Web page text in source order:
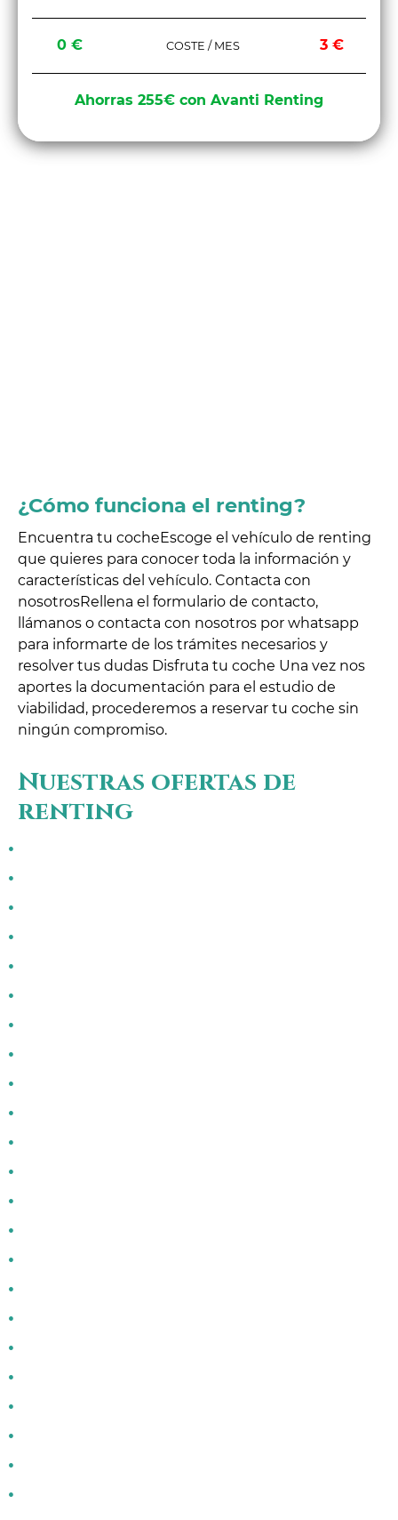
0 € COSTE / MES 3 €
Ahorras 255€ con Avanti Renting
¿Cómo funciona el renting?
Encuentra tu cocheEscoge el vehículo de renting
que quieres para conocer toda la información y
características del vehículo. Contacta con
nosotrosRellena el formulario de contacto,
llámanos o contacta con nosotros por whatsapp
para informarte de los trámites necesarios y
resolver tus dudas Disfruta tu coche Una vez nos
aportes la documentación para el estudio de
viabilidad, procederemos a reservar tu coche sin
ningún compromiso.
Nuestras ofertas de
renting